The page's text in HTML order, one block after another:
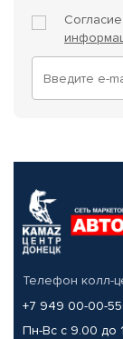
Телефон колл-
+7 949 00-00-
Пн-Вс с 9.00 до